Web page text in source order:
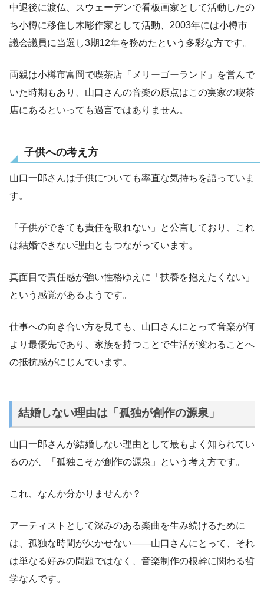
中退後に渡仏、スウェーデンで看板画家として活動したの
ち小樽に移住し木彫作家として活動、2003年には小樽市
議会議員に当選し3期12年を務めたという多彩な方です。
両親は小樽市富岡で喫茶店「メリーゴーランド」を営んで
いた時期もあり、山口さんの音楽の原点はこの実家の喫茶
店にあるといっても過言ではありません。
子供への考え方
山口一郎さんは子供についても率直な気持ちを語っていま
す。
「子供ができても責任を取れない」と公言しており、これ
は結婚できない理由ともつながっています。
真面目で責任感が強い性格ゆえに「扶養を抱えたくない」
という感覚があるようです。
仕事への向き合い方を見ても、山口さんにとって音楽が何
より最優先であり、家族を持つことで生活が変わることへ
の抵抗感がにじんでいます。
結婚しない理由は「孤独が創作の源泉」
山口一郎さんが結婚しない理由として最もよく知られてい
るのが、「孤独こそが創作の源泉」という考え方です。
これ、なんか分かりませんか？
アーティストとして深みのある楽曲を生み続けるために
は、孤独な時間が欠かせない——山口さんにとって、それ
は単なる好みの問題ではなく、音楽制作の根幹に関わる哲
学なんです。